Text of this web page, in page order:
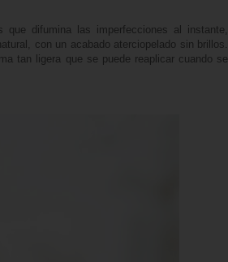
difumina las imperfecciones al instante,
con un acabado aterciopelado sin brillos.
tan ligera que se puede reaplicar cuando se